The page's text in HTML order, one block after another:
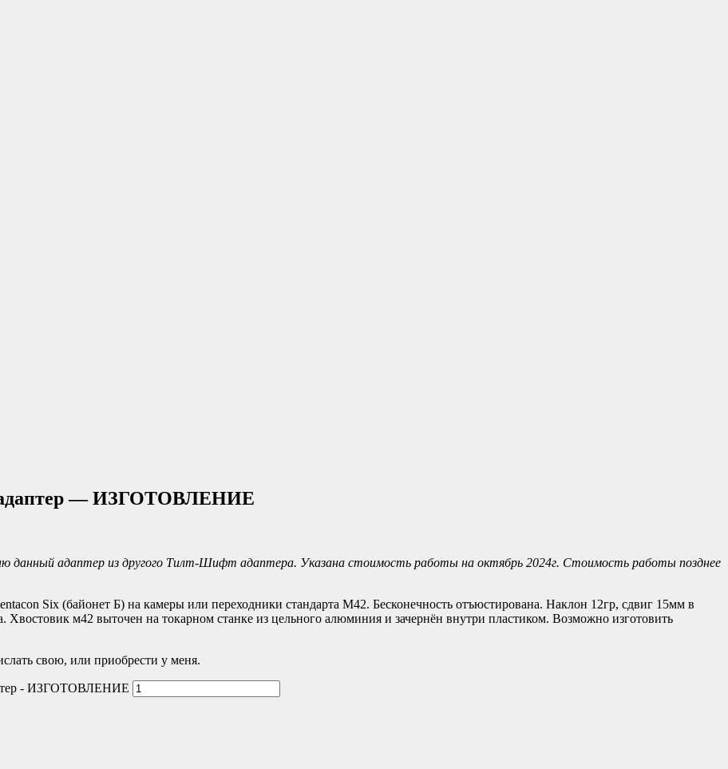
— ИЗГОТОВЛЕНИЕ
данный адаптер из другого Тилт-Шифт адаптера. Указана стоимость работы на октябрь 2024г. Стоимость работы позднее
Six (байонет Б) на камеры или переходники стандарта М42. Бесконечность отъюстирована. Наклон 12гр, сдвиг 15мм в
Хвостовик м42 выточен на токарном станке из цельного алюминия и зачернён внутри пластиком. Возможно изготовить
свою, или приобрести у меня.
- ИЗГОТОВЛЕНИЕ